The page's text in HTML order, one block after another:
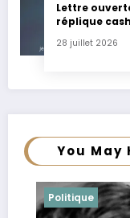
Lettre
réplique
28 juillet 2026
You May
Politique